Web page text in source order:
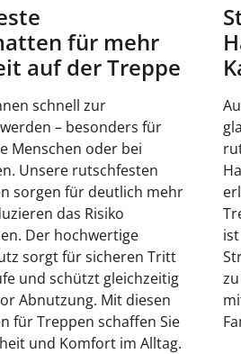
für mehr
auf der Treppe
schnell zur
– besonders für
Menschen oder bei
Unsere rutschfesten
sorgen für deutlich mehr
das Risiko
Der hochwertige
sorgt für sicheren Tritt
und schützt gleichzeitig
Abnutzung. Mit diesen
für Treppen schaffen Sie
und Komfort im Alltag.